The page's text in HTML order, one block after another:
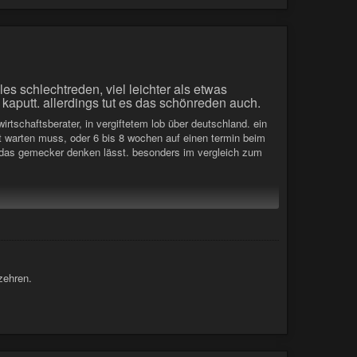
schlechtreden, viel leichter als etwas
allerdings tut es das schönreden auch.
in vergiftetem lob über deutschland. ein
muss, oder 6 bis 8 wochen auf einen termin beim
gemecker denken lässt. besonders im vergleich zum
hat.
Stimmt alles, und regnen tut es auch noch.
er sich nicht mehr an die ahrtal-flut. ich würde auch ein